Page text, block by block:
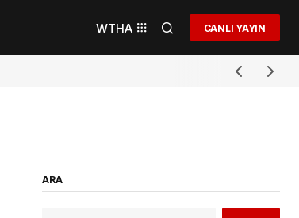
WTHA CANLI YAYIN
ARA